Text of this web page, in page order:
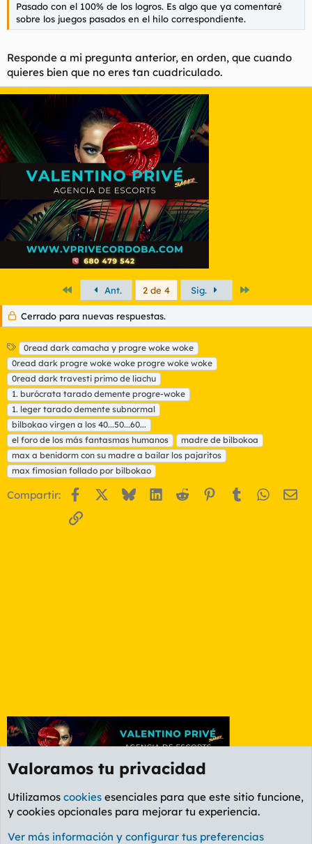
Pasado con el 100% de los logros. Es algo que ya comentaré
sobre los juegos pasados en el hilo correspondiente.
Responde a mi pregunta anterior, en orden, que cuando
quieres bien que no eres tan cuadriculado.
PrimeroAnt. 2 de 4 Sig.
Cerrado para nuevas respuestas.
E
t
i
q
u
e
t
a
s
0read dark camacha y progre woke woke
0read dark progre woke woke progre woke woke
0read dark travesti primo de liachu
1. burócrata tarado demente progre-woke
1. leger tarado demente subnormal
bilbokao virgen a los 40...50...60...
el foro de los más fantasmas humanos
madre de bilbokoa
max a benidorm con su madre a bailar los pajaritos
max fimosian follado por bilbokao
Compartir: Facebook BlueskyLinkedIn
Reddit Pinterest
Tumblr
Enlace
Foro General
Valoramos tu privacidad
Utilizamos cookies esenciales para que este sitio funcione,
y cookies opcionales para mejorar tu experiencia.
Ver más información y configurar tus preferencias